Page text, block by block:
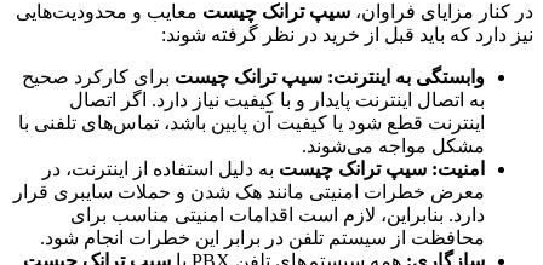
در کنار مزایای فراوان، سیپ ترانک چیست معایب و محدودیت‌هایی
نیز دارد که باید قبل از خرید در نظر گرفته شوند:
وابستگی به اینترنت: سیپ ترانک چیست برای کارکرد صحیح
به اتصال اینترنت پایدار و با کیفیت نیاز دارد. اگر اتصال
اینترنت قطع شود یا کیفیت آن پایین باشد، تماس‌های تلفنی با
مشکل مواجه می‌شوند.
امنیت: سیپ ترانک چیست به دلیل استفاده از اینترنت، در
معرض خطرات امنیتی مانند هک شدن و حملات سایبری قرار
دارد. بنابراین، لازم است اقدامات امنیتی مناسب برای
محافظت از سیستم تلفن در برابر این خطرات انجام شود.